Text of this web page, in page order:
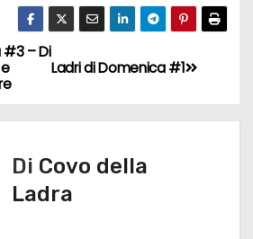
Ladri di Domenica #1
#3 – Di
Di Covo della
Ladra